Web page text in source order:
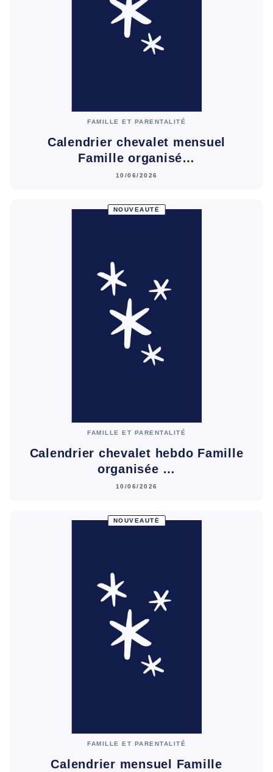
FAMILLE ET PARENTALITÉ
Calendrier chevalet mensuel
Famille organisé…
10/06/2026
NOUVEAUTÉ
FAMILLE ET PARENTALITÉ
Calendrier chevalet hebdo Famille
organisée …
10/06/2026
NOUVEAUTÉ
FAMILLE ET PARENTALITÉ
Calendrier mensuel Famille